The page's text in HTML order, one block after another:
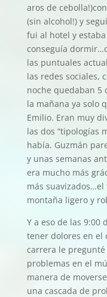
aros de
(sin alcohol!) y
fui al hotel y
conseguía
las puntuales
las redes sociales,
noche quedaban 5
la mañana ya solo
Emilio. Eran muy
las dos “tipologías
había. Guzmán
y unas semanas
era mucho más
más
montaña ligero y
Y a eso de las 9:00
tener dolores en el
carrera le
problemas en el
manera de
una cascada de